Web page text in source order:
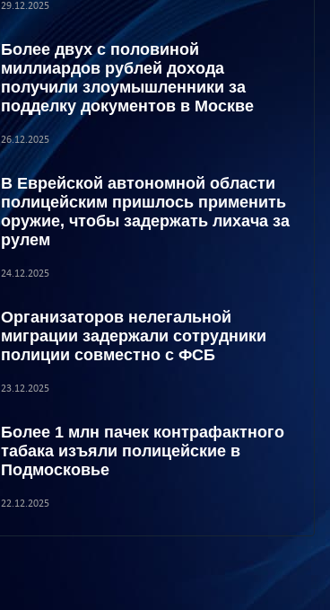
29.12.2025
Более двух с половиной
миллиардов рублей дохода
получили злоумышленники за
подделку документов в Москве
26.12.2025
В Еврейской автономной области
полицейским пришлось применить
оружие, чтобы задержать лихача за
рулем
24.12.2025
Организаторов нелегальной
миграции задержали сотрудники
полиции совместно с ФСБ
23.12.2025
Более 1 млн пачек контрафактного
табака изъяли полицейские в
Подмосковье
22.12.2025